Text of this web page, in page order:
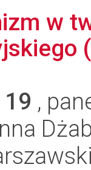
w
19 ,